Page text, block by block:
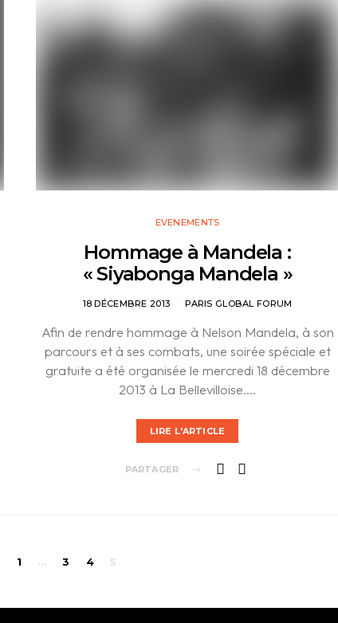
EVENEMENTS
Hommage à Mandela :
« Siyabonga Mandela »
18 DÉCEMBRE 2013 PARIS GLOBAL FORUM
Afin de rendre hommage à Nelson Mandela, à son
parcours et à ses combats, une soirée spéciale et
gratuite a été organisée le mercredi 18 décembre
2013 à La Bellevilloise.…
LIRE L'ARTICLE
PARTAGER
Pagination
1 … 3 4 5